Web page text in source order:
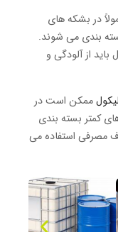
در بشکه های
بندی می شوند.
از آلودگی و
ممکن است در
کمتر بسته بندی
مصرفی استفاده می